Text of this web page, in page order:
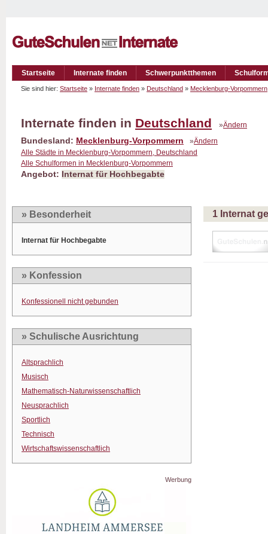
Startseite Internate finden Schwerpunktthemen
Sie sind hier: Startseite » Internate finden » Deutschland » Mecklenburg-Vorpommern
Internate finden in Deutschland »Ändern
Bundesland: Mecklenburg-Vorpommern »Ändern
Alle Städte in Mecklenburg-Vorpommern, Deutschland
Alle Schulformen in Mecklenburg-Vorpommern
Angebot: Internat für Hochbegabte
» Besonderheit
Internat für Hochbegabte
» Konfession
Konfessionell nicht gebunden
» Schulische Ausrichtung
Altsprachlich
Musisch
Mathematisch-Naturwissenschaftlich
Neusprachlich
Sportlich
Technisch
Wirtschaftswissenschaftlich
Werbung
1 Internat